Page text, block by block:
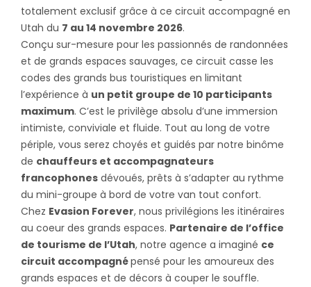
totalement exclusif grâce à ce circuit accompagné en
Utah du 7 au 14 novembre 2026.
Conçu sur-mesure pour les passionnés de randonnées
et de grands espaces sauvages, ce circuit casse les
codes des grands bus touristiques en limitant
l’expérience à un petit groupe de 10 participants
maximum. C’est le privilège absolu d’une immersion
intimiste, conviviale et fluide. Tout au long de votre
périple, vous serez choyés et guidés par notre binôme
de chauffeurs et accompagnateurs
francophones dévoués, prêts à s’adapter au rythme
du mini-groupe à bord de votre van tout confort.
Chez Evasion Forever, nous privilégions les itinéraires
au coeur des grands espaces. Partenaire de l’office
de tourisme de l’Utah, notre agence a imaginé ce
circuit accompagnépensé pour les amoureux des
grands espaces et de décors à couper le souffle.